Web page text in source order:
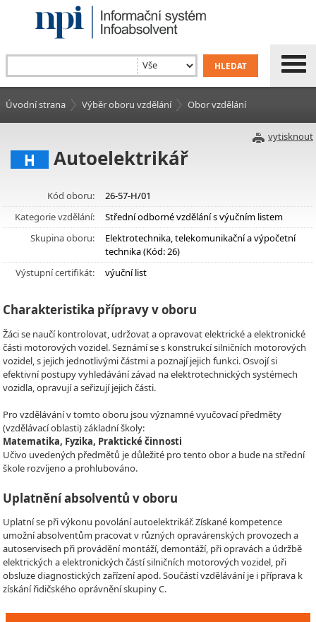
Úvodní strana Výběr oboru vzdělání Obor vzdělání
vytisknout
H Autoelektrikář
Kód oboru:
26-57-H/01
Kategorie vzdělání:
Střední odborné vzdělání s výučním listem
Skupina oboru:
Elektrotechnika, telekomunikační a výpočetní
technika (Kód: 26)
Výstupní certifikát:
výuční list
Charakteristika přípravy v oboru
Žáci se naučí kontrolovat, udržovat a opravovat elektrické a elektronické
části motorových vozidel. Seznámí se s konstrukcí silničních motorových
vozidel, s jejich jednotlivými částmi a poznají jejich funkci. Osvojí si
efektivní postupy vyhledávání závad na elektrotechnických systémech
vozidla, opravují a seřizují jejich části.
Pro vzdělávání v tomto oboru jsou významné vyučovací předměty
(vzdělávací oblasti) základní školy:
Matematika, Fyzika, Praktické činnosti
Učivo uvedených předmětů je důležité pro tento obor a bude na střední
škole rozvíjeno a prohlubováno.
Uplatnění absolventů v oboru
Uplatní se při výkonu povolání autoelektrikář. Získané kompetence
umožní absolventům pracovat v různých opravárenských provozech a
autoservisech při provádění montáží, demontáží, při opravách a údržbě
elektrických a elektronických částí silničních motorových vozidel, při
obsluze diagnostických zařízení apod. Součástí vzdělávání je i příprava k
získání řidičského oprávnění skupiny C.